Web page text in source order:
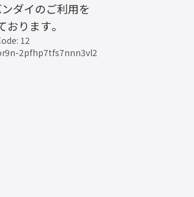
ダイのご利用を
おります。
12
2pfhp7tfs7nnn3vl2